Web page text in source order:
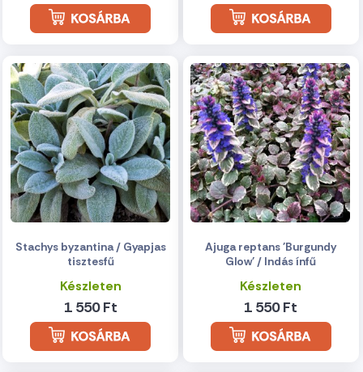
Stachys byzantina / Gyapjas
tisztesfű
Készleten
1 550 Ft
Ajuga reptans 'Burgundy
Glow' / Indás ínfű
Készleten
1 550 Ft